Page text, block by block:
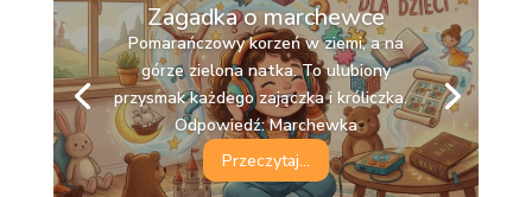
Zagadka o marchewce
Pomarańczowy korzeń w ziemi, a na
górze zielona natka. To ulubiony
przysmak każdego zajączka i króliczka.
Odpowiedź: Marchewka
Przeczytaj...